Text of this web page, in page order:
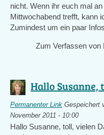
nicht. Wenn ihr euch mal
Mittwochabend trefft, kann
Zumindest um ein paar
Zum Verfassen von
Hallo Susanne,
Permanenter Link Gespeichert
November 2011 - 10:00
Hallo Susanne, toll, vielen